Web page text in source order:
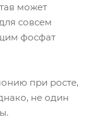
может
совсем
фосфат
при росте,
не один